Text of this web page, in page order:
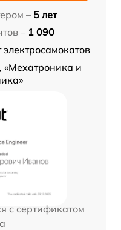
– 5 лет
– 1 090
электросамокатов
«Мехатроника и
с сертификатом